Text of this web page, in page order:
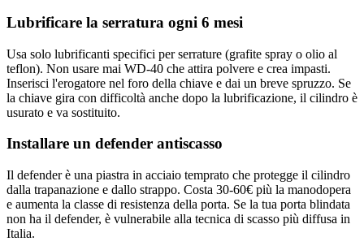
Lubrificare la serratura ogni 6 mesi
Usa solo lubrificanti specifici per serrature (grafite spray o olio al
teflon). Non usare mai WD-40 che attira polvere e crea impasti.
Inserisci l'erogatore nel foro della chiave e dai un breve spruzzo. Se
la chiave gira con difficoltà anche dopo la lubrificazione, il cilindro è
usurato e va sostituito.
Installare un defender antiscasso
Il defender è una piastra in acciaio temprato che protegge il cilindro
dalla trapanazione e dallo strappo. Costa 30-60€ più la manodopera
e aumenta la classe di resistenza della porta. Se la tua porta blindata
non ha il defender, è vulnerabile alla tecnica di scasso più diffusa in
Italia.